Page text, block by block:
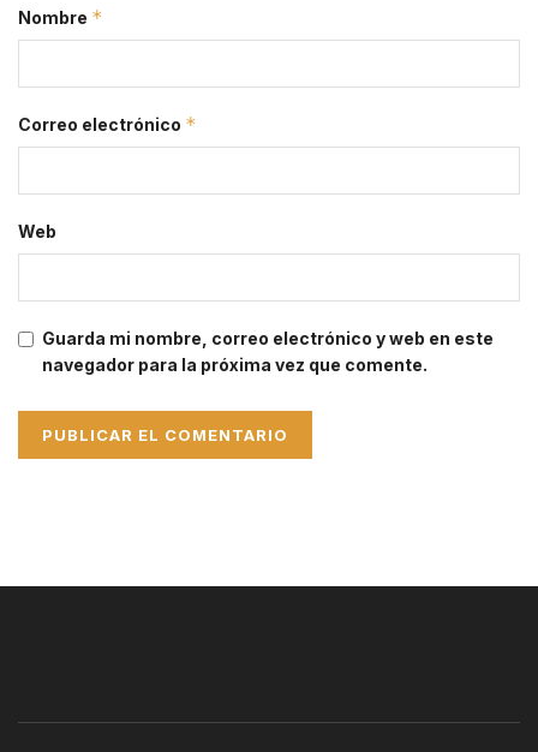
Nombre *
Correo electrónico *
Web
Guarda mi nombre, correo electrónico y web en este
navegador para la próxima vez que comente.